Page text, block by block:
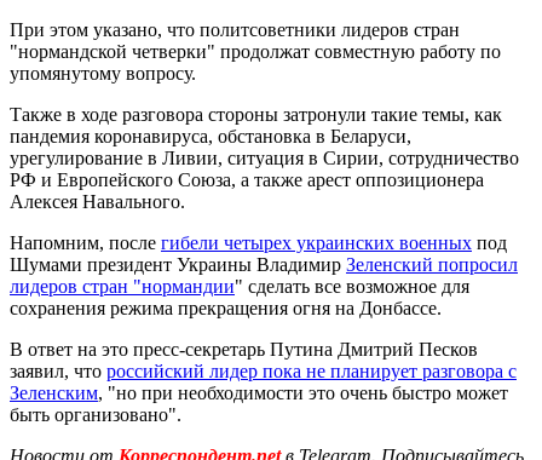
При этом указано, что политсоветники лидеров стран
"нормандской четверки" продолжат совместную работу по
упомянутому вопросу.
Также в ходе разговора стороны затронули такие темы, как
пандемия коронавируса, обстановка в Беларуси,
урегулирование в Ливии, ситуация в Сирии, сотрудничество
РФ и Европейского Союза, а также арест оппозиционера
Алексея Навального.
Напомним, после гибели четырех украинских военных под
Шумами президент Украины Владимир Зеленский попросил
лидеров стран "нормандии" сделать все возможное для
сохранения режима прекращения огня на Донбассе.
В ответ на это пресс-секретарь Путина Дмитрий Песков
заявил, что российский лидер пока не планирует разговора с
Зеленским, "но при необходимости это очень быстро может
быть организовано".
Новости от Корреспондент.netв Telegram. Подписывайтесь